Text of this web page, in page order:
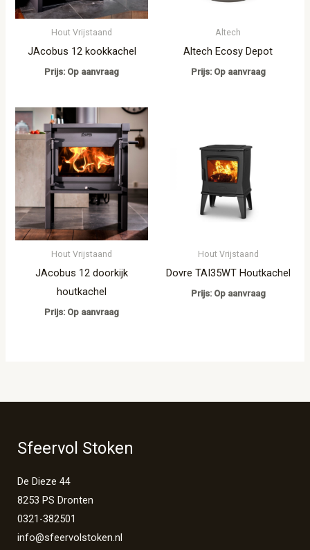
Hout Vrijstaand
JAcobus 12 kookkachel
Prijs: Op aanvraag
Altech
Altech Ecosy Depot
Prijs: Op aanvraag
Hout Vrijstaand
JAcobus 12 doorkijk
houtkachel
Prijs: Op aanvraag
Hout Vrijstaand
Dovre TAI35WT Houtkachel
Prijs: Op aanvraag
Sfeervol Stoken
De Dieze 44
8253 PS Dronten
0321-382501
info@sfeervolstoken.nl